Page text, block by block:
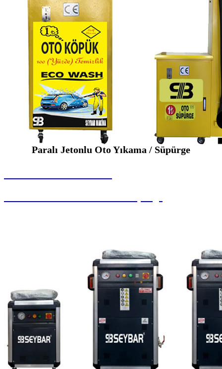
Paralı Jetonlu Oto Yıkama / Süpürge